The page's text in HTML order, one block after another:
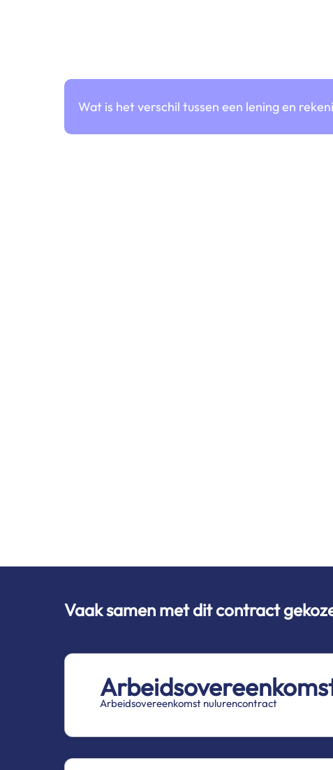
Wat is het verschil tussen een lening en
Vaak samen met dit contract
Arbeidsovereenkomst nulurencontract